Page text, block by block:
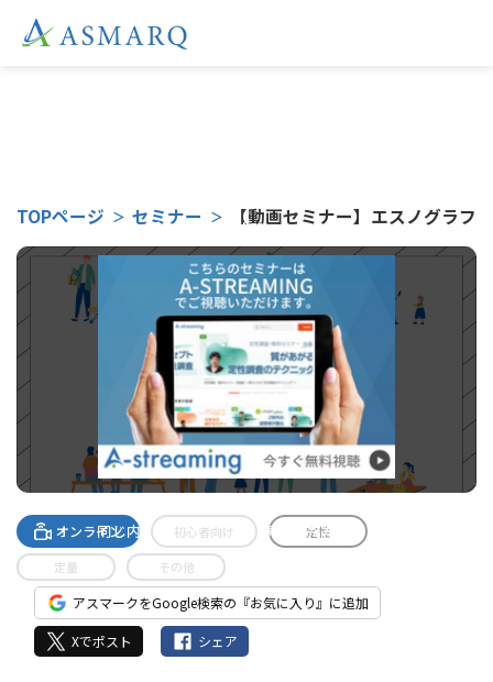
TOPページ セミナー 【動画セミナー】エスノグラ
受付終了となりました。
同じ内容のセミナーがご視聴いただけます。
オンライン 初心者向け 定性
定量 その他
アスマークをGoogle検索の『お気に入り』に追加
Xでポスト シェア